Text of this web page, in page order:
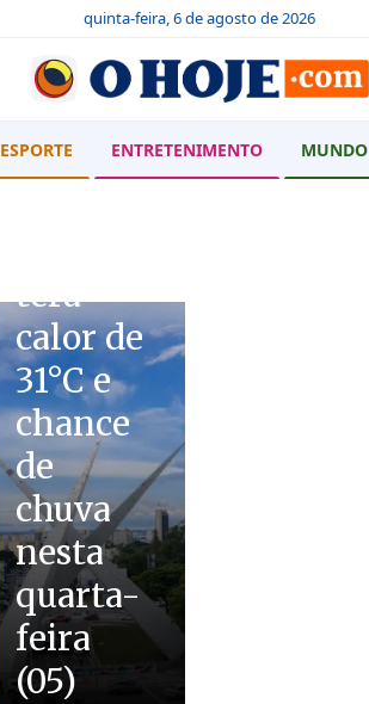
quinta-feira, 6 de agosto de 2026
ESPORTE ENTRETENIMENTO MUNDO
terá
calor de
31°C e
chance
de
chuva
nesta
quarta-
feira
(05)